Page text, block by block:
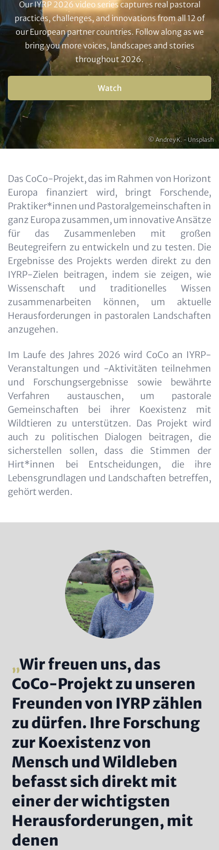
Urheberrecht
© Andrey K. - Unsplash
Our IYRP 2026 video series captures real pastoral
practices, challenges, and innovations from all 12 of
our European partner countries. Follow along as we
bring you more voices, landscapes and stories
throughout 2026.
Buttons Watch
Content
Das CoCo-Projekt, das im Rahmen von Horizont
Europa finanziert wird, bringt Forschende,
Praktiker*innen und Pastoralgemeinschaften in
ganz Europa zusammen, um innovative Ansätze
für das Zusammenleben mit großen
Beutegreifern zu entwickeln und zu testen. Die
Ergebnisse des Projekts werden direkt zu den
IYRP-Zielen beitragen, indem sie zeigen, wie
Wissenschaft und traditionelles Wissen
zusammenarbeiten können, um aktuelle
Herausforderungen in pastoralen Landschaften
anzugehen.
Im Laufe des Jahres 2026 wird CoCo an IYRP-
Veranstaltungen und -Aktivitäten teilnehmen
und Forschungsergebnisse sowie bewährte
Verfahren austauschen, um pastorale
Gemeinschaften bei ihrer Koexistenz mit
Wildtieren zu unterstützen. Das Projekt wird
auch zu politischen Dialogen beitragen, die
sicherstellen sollen, dass die Stimmen der
Hirt*innen bei Entscheidungen, die ihre
Lebensgrundlagen und Landschaften betreffen,
gehört werden.
Wir freuen uns, das
CoCo-Projekt zu unseren
Freunden von IYRP zählen
zu dürfen. Ihre Forschung
zur Koexistenz von
Mensch und Wildleben
befasst sich direkt mit
einer der wichtigsten
Herausforderungen, mit
denen